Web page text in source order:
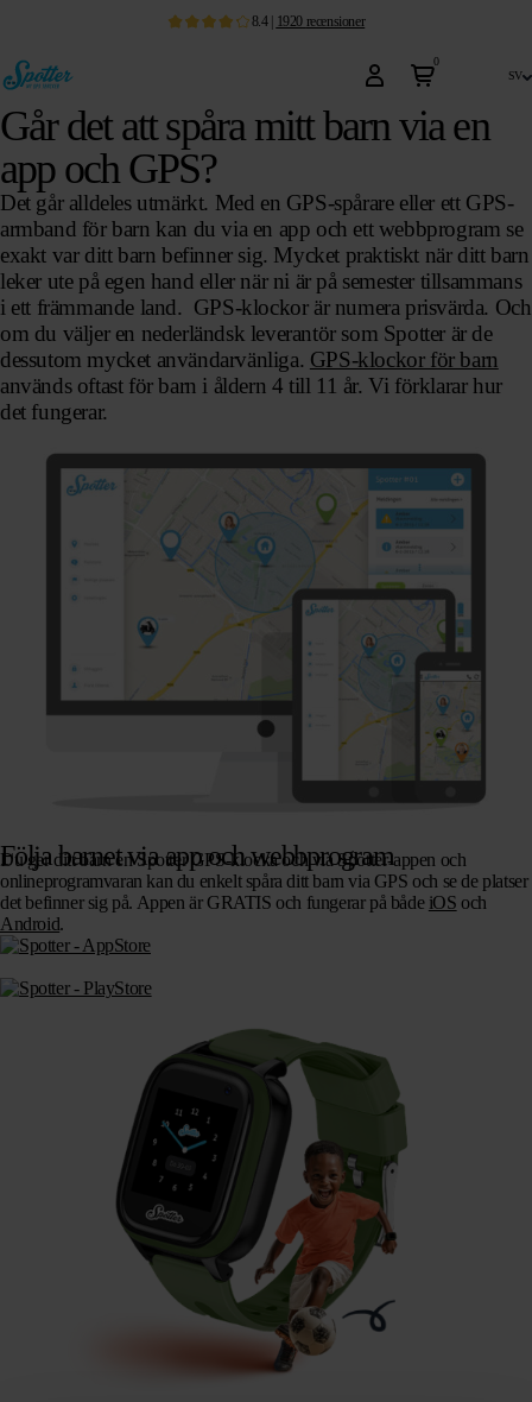
8.4| 1920 recensioner
0
sv
Går det att spåra mitt barn via en
app och GPS?
Det går alldeles utmärkt. Med en GPS-spårare eller ett GPS-
armband för barn kan du via en app och ett webbprogram se
exakt var ditt barn befinner sig. Mycket praktiskt när ditt barn
leker ute på egen hand eller när ni är på semester tillsammans
i ett främmande land. GPS-klockor är numera prisvärda. Och
om du väljer en nederländsk leverantör som Spotter är de
dessutom mycket användarvänliga. GPS-klockor för barn
används oftast för barn i åldern 4 till 11 år. Vi förklarar hur
det fungerar.
Följa barnet via app och webbprogram
Du ger ditt barn en Spotter GPS-klocka och via Spotter-appen och
onlineprogramvaran kan du enkelt spåra ditt barn via GPS och se de platser
det befinner sig på. Appen är GRATIS och fungerar på både iOS och
Android.